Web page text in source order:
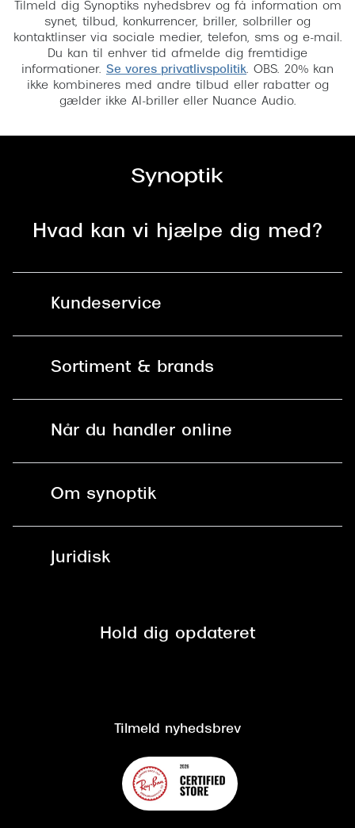
Tilmeld dig Synoptiks nyhedsbrev og få information om
synet, tilbud, konkurrencer, briller, solbriller og
kontaktlinser via sociale medier, telefon, sms og e-mail.
Du kan til enhver tid afmelde dig fremtidige
informationer. Se vores privatlivspolitik. OBS. 20% kan
ikke kombineres med andre tilbud eller rabatter og
gælder ikke AI-briller eller Nuance Audio.
Hvad kan vi hjælpe dig med?
Kundeservice
Spørgsmål & svar (FAQ)
Brilleabonnement All-Inclusive™
Sortiment & brands
Brillerens
Når du handler online
Spørgsmål & svar (FAQ)
Om synoptik
Juridisk
Cookiepolitik
Hold dig opdateret
Tilmeld nyhedsbrev